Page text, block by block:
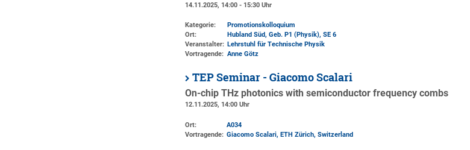
14.11.2025, 14:00 - 15:30 Uhr
Kategorie:
Promotionskolloquium
Ort:
Hubland Süd, Geb. P1 (Physik), SE 6
Veranstalter: Lehrstuhl für Technische Physik
Vortragende: Anne Götz
TEP Seminar - Giacomo Scalari
On-chip THz photonics with semiconductor frequency combs
12.11.2025, 14:00 Uhr
Ort:
A034
Vortragende: Giacomo Scalari, ETH Zürich, Switzerland